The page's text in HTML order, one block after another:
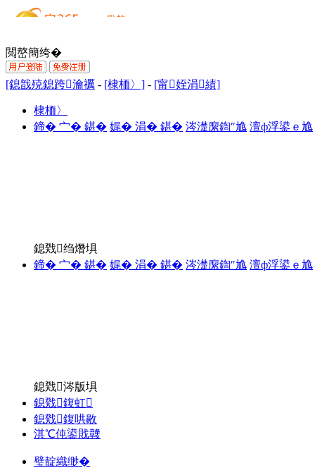
閲嶅簡绔�
[鎴戠殑鎴跨瀹禲 - [棣栭〉] - [甯姪涓績]
棣栭〉
鍗� 宀� 鍖� 娓� 涓� 鍖� 涔濋緳鍧″尯 澶ф浮鍙ｅ尯
鎴戣绉熸埧
鍗� 宀� 鍖� 娓� 涓� 鍖� 涔濋緳鍧″尯 澶ф浮鍙ｅ尯
鎴戣涔版埧
鎴戣鍑虹
鎴戣鍑哄敭
淇℃伅鍙戝竷
璧靛織缈�